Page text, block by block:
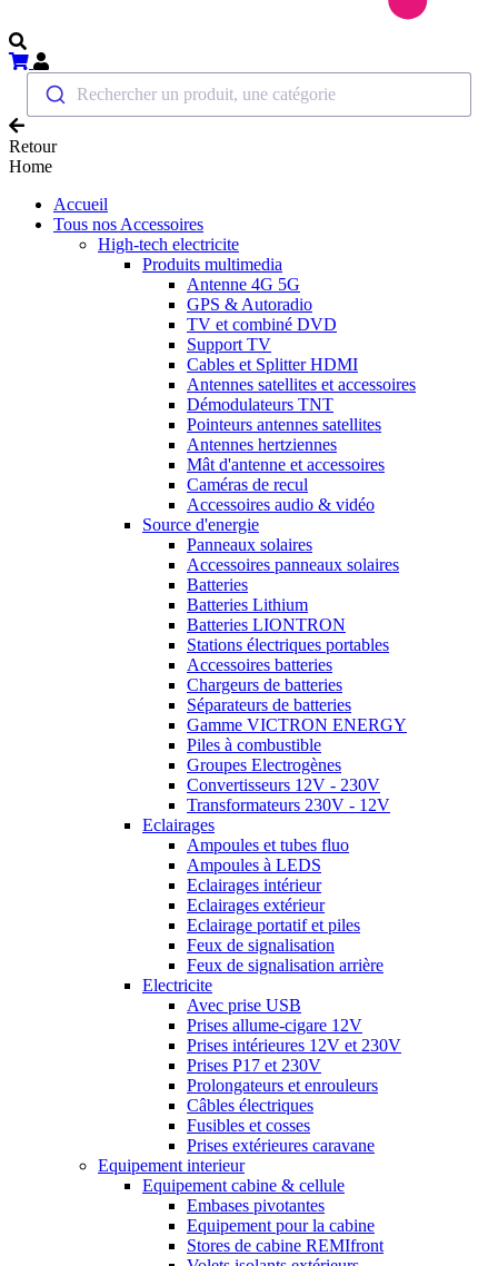
Rechercher un produit, une catégorie
Retour
Home
Accueil
Tous nos Accessoires
High-tech electricite
Produits multimedia
Antenne 4G 5G
GPS & Autoradio
TV et combiné DVD
Support TV
Cables et Splitter HDMI
Antennes satellites et accessoires
Démodulateurs TNT
Pointeurs antennes satellites
Antennes hertziennes
Mât d'antenne et accessoires
Caméras de recul
Accessoires audio & vidéo
Source d'energie
Panneaux solaires
Accessoires panneaux solaires
Batteries
Batteries Lithium
Batteries LIONTRON
Stations électriques portables
Accessoires batteries
Chargeurs de batteries
Séparateurs de batteries
Gamme VICTRON ENERGY
Piles à combustible
Groupes Electrogènes
Convertisseurs 12V - 230V
Transformateurs 230V - 12V
Eclairages
Ampoules et tubes fluo
Ampoules à LEDS
Eclairages intérieur
Eclairages extérieur
Eclairage portatif et piles
Feux de signalisation
Feux de signalisation arrière
Electricite
Avec prise USB
Prises allume-cigare 12V
Prises intérieures 12V et 230V
Prises P17 et 230V
Prolongateurs et enrouleurs
Câbles électriques
Fusibles et cosses
Prises extérieures caravane
Equipement interieur
Equipement cabine & cellule
Embases pivotantes
Equipement pour la cabine
Stores de cabine REMIfront